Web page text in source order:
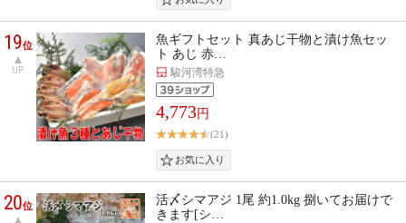
19位
UP
魚ギフトセット 真あじ干物と漬け魚セッ
ト あじ 赤…
駿河湾特急
4,773円
(21)
20位
活〆シマアジ 1尾 約1.0kg 捌いてお届けで
きます[シ…